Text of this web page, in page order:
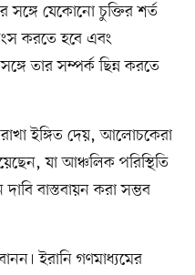
যেকোনো চুক্তির শর্ত
করতে হবে এবং
তার সম্পর্ক ছিন্ন করতে
ইঙ্গিত দেয়, আলোচকেরা
যা আঞ্চলিক পরিস্থিতি
বাস্তবায়ন করা সম্ভব
ইরানি গণমাধ্যমের